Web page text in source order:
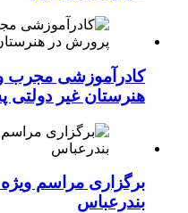
کادرآموزشی مجرب
هنرستان غیر دولتی
برگزاری مراسم
بندرعباس